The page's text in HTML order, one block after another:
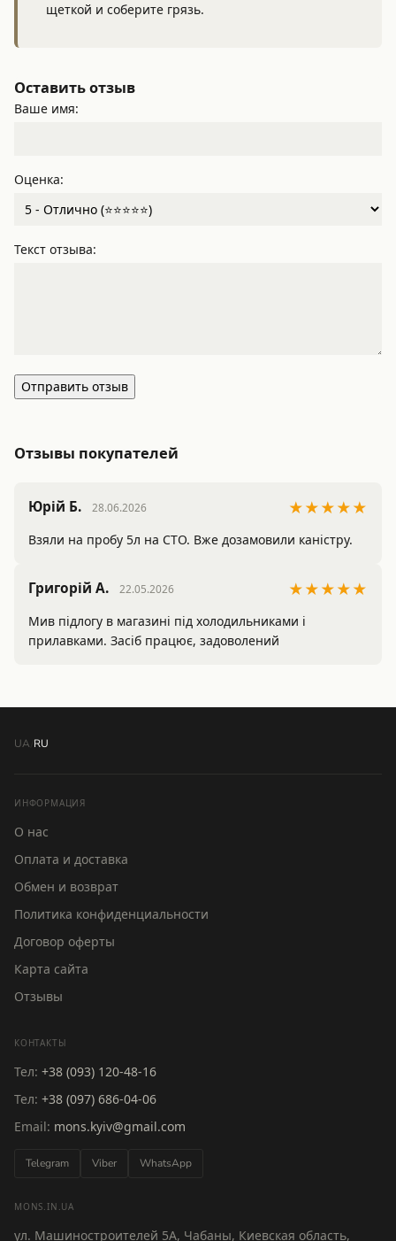
щеткой и соберите грязь.
Оставить отзыв
Ваше имя:
Оценка:
Текст отзыва:
Отправить отзыв
Отзывы покупателей
Юрій Б. 28.06.2026 ★★★★★
Взяли на пробу 5л на СТО. Вже дозамовили каністру.
Григорій А. 22.05.2026 ★★★★★
Мив підлогу в магазині під холодильниками і
прилавками. Засіб працює, задоволений
UA RU
ИНФОРМАЦИЯ
О нас
Оплата и доставка
Обмен и возврат
Политика конфиденциальности
Договор оферты
Карта сайта
Отзывы
КОНТАКТЫ
Тел: +38 (093) 120-48-16
Тел: +38 (097) 686-04-06
Email: mons.kyiv@gmail.com
Telegram Viber WhatsApp
MONS.IN.UA
ул. Машиностроителей 5А, Чабаны, Киевская область,